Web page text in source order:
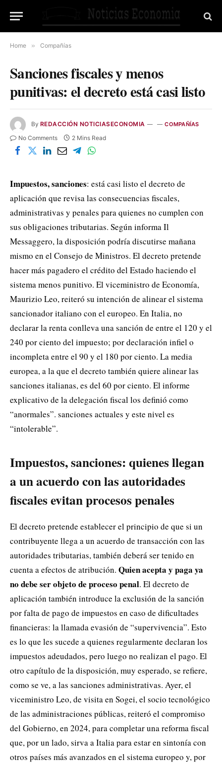
Home » Compañías
Sanciones fiscales y menos
punitivas: el decreto está casi listo
By REDACCIÓN NOTICIASECONOMIA COMPAÑÍAS
No Comments 2 Mins Read
Impuestos, sanciones: está casi listo el decreto de
aplicación que revisa las consecuencias fiscales,
administrativas y penales para quienes no cumplen con
sus obligaciones tributarias. Según informa Il
Messaggero, la disposición podría discutirse mañana
mismo en el Consejo de Ministros. El decreto pretende
hacer más pagadero el crédito del Estado haciendo el
sistema menos punitivo. El viceministro de Economía,
Maurizio Leo, reiteró su intención de alinear el sistema
sancionador italiano con el europeo. En Italia, no
declarar la renta conlleva una sanción de entre el 120 y el
240 por ciento del impuesto; por declaración infiel o
incompleta entre el 90 y el 180 por ciento. La media
europea, a la que el decreto también quiere alinear las
sanciones italianas, es del 60 por ciento. El informe
explicativo de la delegación fiscal los definió como
“anormales”. sanciones actuales y este nivel es
“intolerable”.
Impuestos, sanciones: quienes llegan
a un acuerdo con las autoridades
fiscales evitan procesos penales
El decreto pretende establecer el principio de que si un
contribuyente llega a un acuerdo de transacción con las
autoridades tributarias, también deberá ser tenido en
cuenta a efectos de atribución. Quien acepta y paga ya
no debe ser objeto de proceso penal. El decreto de
aplicación también introduce la exclusión de la sanción
por falta de pago de impuestos en caso de dificultades
financieras: la llamada evasión de “supervivencia”. Esto
es lo que les sucede a quienes regularmente declaran los
impuestos adeudados, pero luego no realizan el pago. El
otro capítulo de la disposición, muy esperado, se refiere,
como se ve, a las sanciones administrativas. Ayer, el
viceministro Leo, de visita en Sogei, el socio tecnológico
de las administraciones públicas, reiteró el compromiso
del Gobierno, en 2024, para completar una reforma fiscal
que, por un lado, sirva a Italia para estar en sintonía con
otros países más avanzados en el sistema europeo y, por